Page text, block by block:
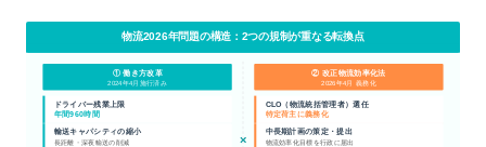
物流2026年問題の構造：2つの規制が重なる転換点
① 働き方改革
2024年4月施行済み
ドライバー残業上限
年間960時間
輸送キャパシティの縮小
長距離・深夜輸送の削減
② 改正物流効率化法
2026年4月 義務化
CLO（物流統括管理者）選任
特定荷主に義務化
中長期計画の策定・提出
物流効率化目標を行政に届出
×